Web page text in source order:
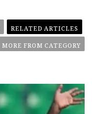
RELATED ARTICLES
MORE FROM CATEGORY